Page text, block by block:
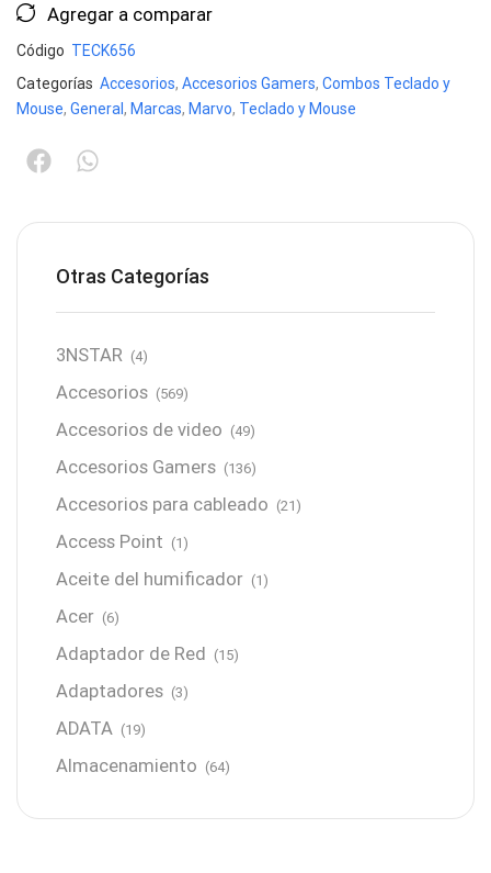
Agregar a comparar
Código TECK656
Categorías Accesorios, Accesorios Gamers, Combos Teclado y
Mouse, General , Marcas, Marvo, Teclado y Mouse
Otras Categorías
3NSTAR (4)
Accesorios (569)
Accesorios de video (49)
Accesorios Gamers (136)
Accesorios para cableado (21)
Access Point (1)
Aceite del humificador (1)
Acer (6)
Adaptador de Red (15)
Adaptadores (3)
ADATA (19)
Almacenamiento (64)